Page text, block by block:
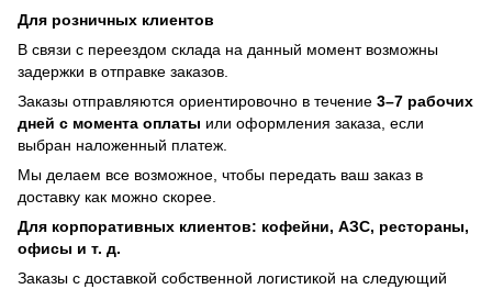
Для розничных клиентов
В связи с переездом склада на данный момент возможны
задержки в отправке заказов.
Заказы отправляются ориентировочно в течение 3–7 рабочих
дней с момента оплаты или оформления заказа, если
выбран наложенный платеж.
Мы делаем все возможное, чтобы передать ваш заказ в
доставку как можно скорее.
Для корпоративных клиентов: кофейни, АЗС, рестораны,
офисы и т. д.
Заказы с доставкой собственной логистикой на следующий